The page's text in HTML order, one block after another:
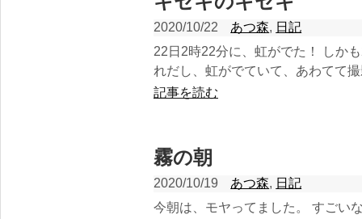
2020/10/22 あつ森, 日記
22日2時22分に、虹がでた！ しか
れだし、虹がでていて、あわてて
記事を読む
霧の朝
2020/10/19 あつ森, 日記
今朝は、モヤってました。 すごい